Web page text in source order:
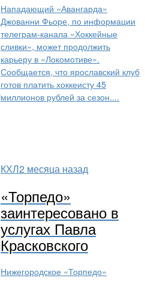
Нападающий «Авангарда»
Джованни Фьоре, по информации
телеграм-канала «Хоккейные
сливки», может продолжить
карьеру в «Локомотиве».
Сообщается, что ярославский клуб
готов платить хоккеисту 45
миллионов рублей за сезон....
КХЛ2 месяца назад
«Торпедо»
заинтересовано в
услугах Павла
Красковского
Нижегородское «Торпедо»